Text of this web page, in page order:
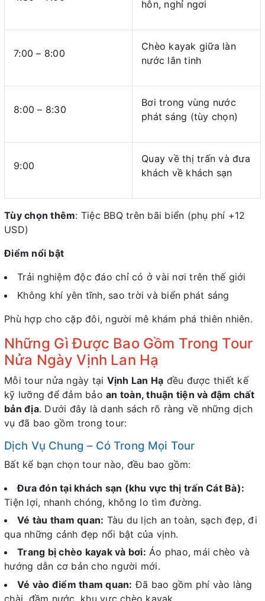
hôn, nghỉ ngơi
7:00 – 8:00
Chèo kayak giữa làn
nước lân tinh
8:00 – 8:30
Bơi trong vùng nước
phát sáng (tùy chọn)
9:00
Quay về thị trấn và đưa
khách về khách sạn
Tùy chọn thêm: Tiệc BBQ trên bãi biển (phụ phí +12
USD)
Điểm nổi bật
Trải nghiệm độc đáo chỉ có ở vài nơi trên thế giới
Không khí yên tĩnh, sao trời và biển phát sáng
Phù hợp cho cặp đôi, người mê khám phá thiên nhiên.
Những Gì Được Bao Gồm Trong Tour
Nửa Ngày Vịnh Lan Hạ
Mỗi tour nửa ngày tại Vịnh Lan Hạ đều được thiết kế
kỹ lưỡng để đảm bảo an toàn, thuận tiện và đậm chất
bản địa. Dưới đây là danh sách rõ ràng về những dịch
vụ đã bao gồm trong tour:
Dịch Vụ Chung – Có Trong Mọi Tour
Bất kể bạn chọn tour nào, đều bao gồm:
Đưa đón tại khách sạn (khu vực thị trấn Cát Bà):
Tiện lợi, nhanh chóng, không lo tìm đường.
Vé tàu tham quan: Tàu du lịch an toàn, sạch đẹp, đi
qua những cảnh đẹp nổi bật của vịnh.
Trang bị chèo kayak và bơi: Áo phao, mái chèo và
hướng dẫn cơ bản cho người mới.
Vé vào điểm tham quan: Đã bao gồm phí vào làng
chài, đầm nước, khu vực chèo kayak.